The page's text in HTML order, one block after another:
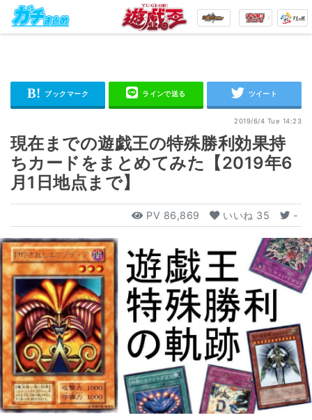
2019/6/4 Tue 14:23
現在までの遊戯王の特殊勝利効果持
ちカードをまとめてみた【2019年6
月1日地点まで】
PV 86,869 いいね 35 -